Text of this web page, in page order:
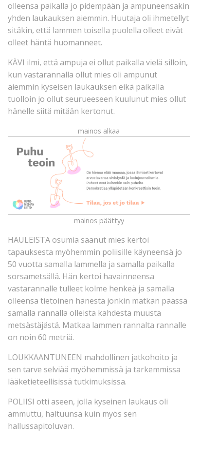
olleensa paikalla jo pidempään ja ampuneensakin
yhden laukauksen aiemmin. Huutaja oli ihmetellyt
sitäkin, että lammen toisella puolella olleet eivät
olleet häntä huomanneet.
KÄVI ilmi, että ampuja ei ollut paikalla vielä silloin,
kun vastarannalla ollut mies oli ampunut
aiemmin kyseisen laukauksen eikä paikalla
tuolloin jo ollut seurueeseen kuulunut mies ollut
hänelle siitä mitään kertonut.
mainos alkaa
mainos päättyy
HAULEISTA osumia saanut mies kertoi
tapauksesta myöhemmin poliisille käyneensä jo
50 vuotta samalla lammella ja samalla paikalla
sorsametsällä. Hän kertoi havainneensa
vastarannalle tulleet kolme henkeä ja samalla
olleensa tietoinen hänestä jonkin matkan päässä
samalla rannalla olleista kahdesta muusta
metsästäjästä. Matkaa lammen rannalta rannalle
on noin 60 metriä.
LOUKKAANTUNEEN mahdollinen jatkohoito ja
sen tarve selviää myöhemmissä ja tarkemmissa
lääketieteellisissä tutkimuksissa.
POLIISI otti aseen, jolla kyseinen laukaus oli
ammuttu, haltuunsa kuin myös sen
hallussapitoluvan.